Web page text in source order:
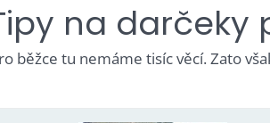
na darčeky
běžce tu nemáme tisíc věcí. Zato